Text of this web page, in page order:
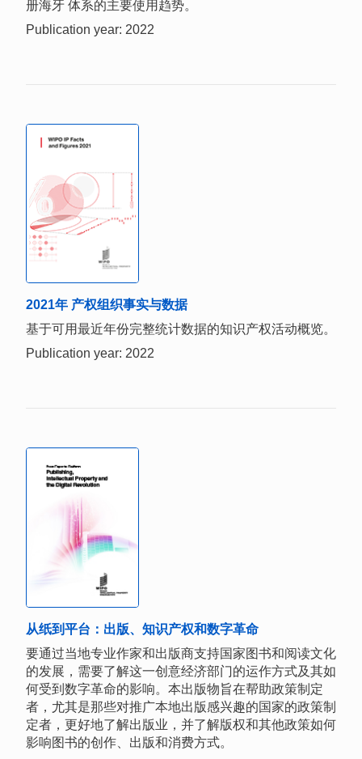
册海牙 体系的主要使用趋势。
Publication year: 2022
2021年 产权组织事实与数据
基于可用最近年份完整统计数据的知识产权活动概览。
Publication year: 2022
从纸到平台：出版、知识产权和数字革命
要通过当地专业作家和出版商支持国家图书和阅读文化
的发展，需要了解这一创意经济部门的运作方式及其如
何受到数字革命的影响。本出版物旨在帮助政策制定
者，尤其是那些对推广本地出版感兴趣的国家的政策制
定者，更好地了解出版业，并了解版权和其他政策如何
影响图书的创作、出版和消费方式。